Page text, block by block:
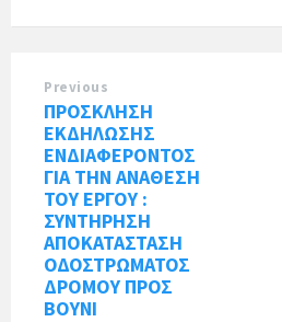
Previous
ΠΡΟΣΚΛΗΣΗ
ΕΚΔΗΛΩΣΗΣ
ΕΝΔΙΑΦΕΡΟΝΤΟΣ
ΓΙΑ ΤΗΝ ΑΝΑΘΕΣΗ
ΤΟΥ ΕΡΓΟΥ :
ΣΥΝΤΗΡΗΣΗ
ΑΠΟΚΑΤΑΣΤΑΣΗ
ΟΔΟΣΤΡΩΜΑΤΟΣ
ΔΡΟΜΟΥ ΠΡΟΣ
ΒΟΥΝΙ